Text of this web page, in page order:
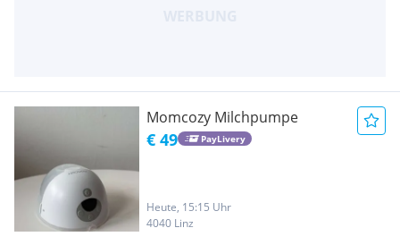
Momcozy Milchpumpe
€ 49 PayLivery
Heute, 15:15 Uhr
4040 Linz